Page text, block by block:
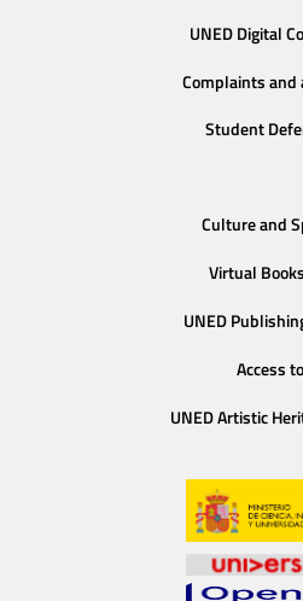
UNED Digital
Complaints and
Student
Culture and
Virtual
UNED
Access to
UNED Artistic